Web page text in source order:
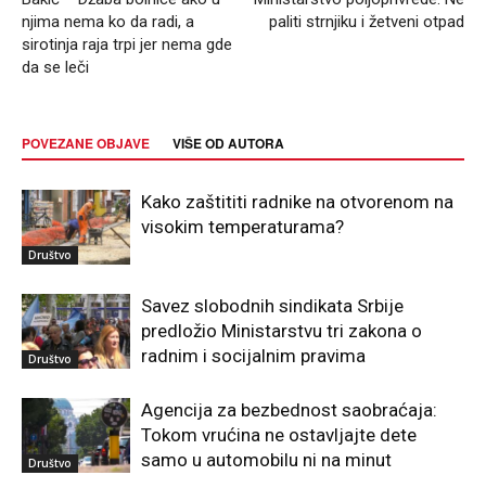
njima nema ko da radi, a
sirotinja raja trpi jer nema gde
da se leči
paliti strnjiku i žetveni otpad
POVEZANE OBJAVE VIŠE OD AUTORA
Društvo
Kako zaštititi radnike na otvorenom na
visokim temperaturama?
Društvo
Savez slobodnih sindikata Srbije
predložio Ministarstvu tri zakona o
radnim i socijalnim pravima
Društvo
Agencija za bezbednost saobraćaja:
Tokom vrućina ne ostavljajte dete
samo u automobilu ni na minut